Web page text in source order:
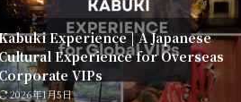
Experience | A Japanese
Experience for Overseas
VIPs
2026年1月5日